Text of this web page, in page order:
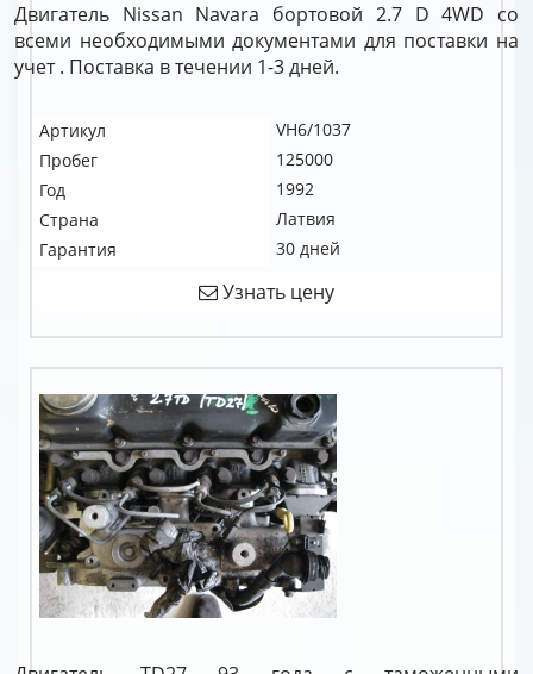
Двигатель Nissan Navara бортовой 2.7 D 4WD со
всеми необходимыми документами для поставки на
учет . Поставка в течении 1-3 дней.
Артикул
VH6/1037
Пробег
125000
Год
1992
Страна
Латвия
Гарантия
30 дней
Узнать цену